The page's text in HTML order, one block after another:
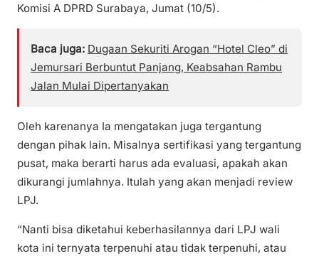
Komisi A DPRD Surabaya, Jumat (10/5).
Baca juga: Dugaan Sekuriti Arogan “Hotel Cleo” di
Jemursari Berbuntut Panjang, Keabsahan Rambu
Jalan Mulai Dipertanyakan
Oleh karenanya Ia mengatakan juga tergantung
dengan pihak lain. Misalnya sertifikasi yang tergantung
pusat, maka berarti harus ada evaluasi, apakah akan
dikurangi jumlahnya. Itulah yang akan menjadi review
LPJ.
“Nanti bisa diketahui keberhasilannya dari LPJ wali
kota ini ternyata terpenuhi atau tidak terpenuhi, atau